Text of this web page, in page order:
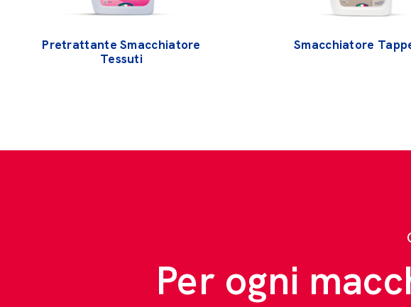
Pretrattante Smacchiatore
Tessuti
Smacchiatore
Per ogni